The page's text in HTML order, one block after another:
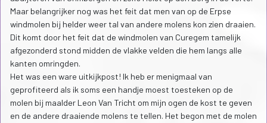
Maar belangrijker nog was het feit dat men van op de Erpse
windmolen bij helder weer tal van andere molens kon zien draaien.
Dit komt door het feit dat de windmolen van Curegem tamelijk
afgezonderd stond midden de vlakke velden die hem langs alle
kanten omringden.
Het was een ware uitkijkpost! Ik heb er menigmaal van
geprofiteerd als ik soms een handje moest toesteken op de
molen bij maalder Leon Van Tricht om mijn ogen de kost te geven
en de andere draaiende molens te tellen. Het begon met de molen